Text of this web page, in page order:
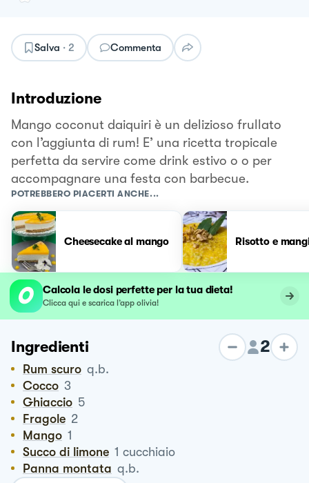
Salva · 2 Commenta
Introduzione
Mango coconut daiquiri è un delizioso frullato
con l’aggiunta di rum! E’ una ricetta tropicale
perfetta da servire come drink estivo o o per
accompagnare una festa con barbecue.
POTREBBERO PIACERTI ANCHE...
Cheesecake al mango Risotto e
Calcola le dosi perfette per la tua dieta!
Clicca qui e scarica l’app olivia!
Ingredienti 2
Rum scuro q.b.
Cocco 3
Ghiaccio 5
Fragole 2
Mango 1
Succo di limone 1 cucchiaio
Panna montata q.b.